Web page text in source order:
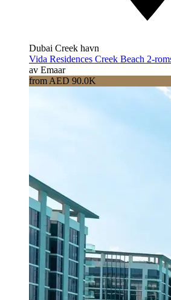
Dubai Creek havn
Vida Residences Creek Beach 2-
av Emaar
from AED 90.0K